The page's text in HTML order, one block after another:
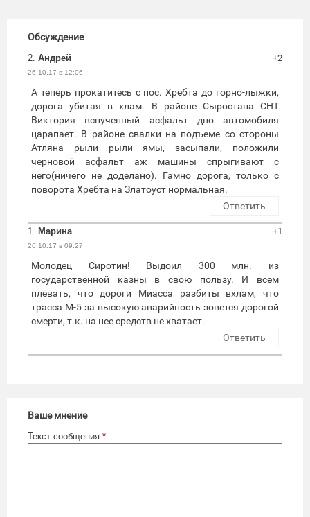
Обсуждение
2. Андрей
26.10.17 в 12:06
+2
А теперь прокатитесь с пос. Хребта до горно-лыжки,
дорога убитая в хлам. В районе Сыростана СНТ
Виктория вспученный асфальт дно автомобиля
царапает. В районе свалки на подъеме со стороны
Атляна рыли рыли ямы, засыпали, положили
черновой асфальт аж машины спрыгивают с
него(ничего не доделано). Гамно дорога, только с
поворота Хребта на Златоуст нормальная.
Ответить
1. Марина
26.10.17 в 09:27
+1
Молодец Сиротин! Выдоил 300 млн. из
государственной казны в свою пользу. И всем
плевать, что дороги Миасса разбиты вхлам, что
трасса М-5 за высокую аварийность зовется дорогой
смерти, т.к. на нее средств не хватает.
Ответить
Ваше мнение
Текст сообщения:*